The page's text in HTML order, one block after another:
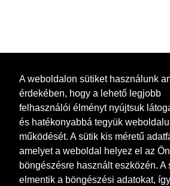
A weboldalon sütiket használunk
érdekében, hogy a lehető legjobb
felhasználói élményt nyújtsuk
és hatékonyabbá tegyük
működését. A sütik kis méretű
amelyet a weboldal helyez el az Ön
böngészésre használt eszközén. A
elmentik a böngészési adatokat, így